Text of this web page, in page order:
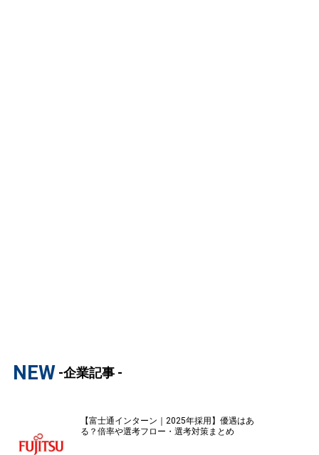
NEW -企業記事 -
【富士通インターン｜2025年採用】優遇はあ
る？倍率や選考フロー・選考対策まとめ